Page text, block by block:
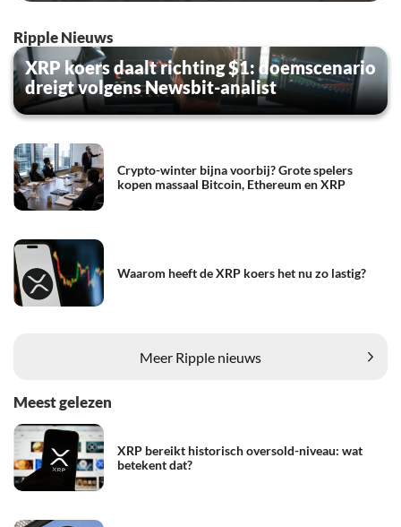
Ripple Nieuws
XRP koers daalt richting $1: doemscenario
dreigt volgens Newsbit-analist
Crypto-winter bijna voorbij? Grote spelers
kopen massaal Bitcoin, Ethereum en XRP
Waarom heeft de XRP koers het nu zo lastig?
Meer Ripple nieuws
Meest gelezen
XRP bereikt historisch oversold-niveau: wat
betekent dat?